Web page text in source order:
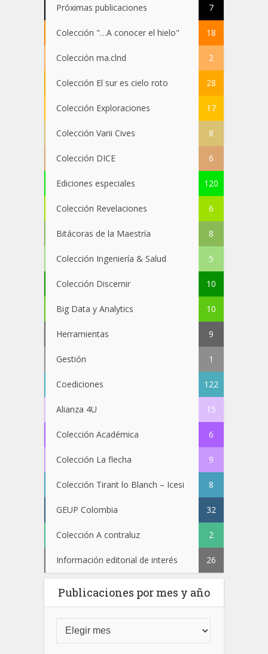
Próximas publicaciones 7
Colección "…A conocer el hielo" 18
Colección ma.clnd 2
Colección El sur es cielo roto 28
Colección Exploraciones 17
Colección Varii Cives 8
Colección DICE 6
Ediciones especiales 120
Colección Revelaciones 6
Bitácoras de la Maestría 8
Colección Ingeniería & Salud 5
Colección Discernir 10
Big Data y Analytics 10
Herramientas 9
Gestión 1
Coediciones 122
Alianza 4U 15
Colección Académica 6
Colección La flecha 9
Colección Tirant lo Blanch – Icesi 8
GEUP Colombia 32
Colección A contraluz 2
Información editorial de interés 26
Publicaciones por mes y año